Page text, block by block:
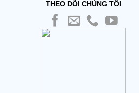
THEO DÕI CHÚNG TÔI